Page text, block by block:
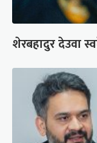
शेरबहादुर देउवा